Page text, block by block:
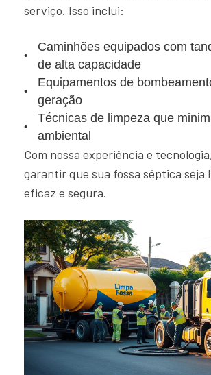
serviço. Isso inclui:
Caminhões equipados com
de alta capacidade
Equipamentos de
geração
Técnicas de limpeza que
ambiental
Com nossa experiência e
garantir que sua fossa séptica seja
eficaz e segura.